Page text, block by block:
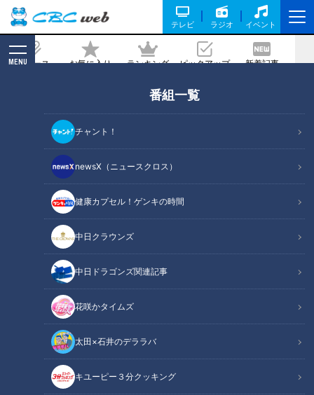
テレビ ラジオ イベント
ニュース お気に入り ランキング ピックアップ 新着記事
MENU
番組一覧
チャント！
newsX（ニュースクロス）
健康カプセル！ゲンキの時間
中日クラウンズ
中日ドラゴンズ関連記事
花咲かタイムズ
太田×石井のデララバ
キユーピー３分クッキング
む美しい「水うちわ」
記事に戻る
近藤サトも感動！ 復活を遂げた涼を楽しむ美しい「水うちわ」